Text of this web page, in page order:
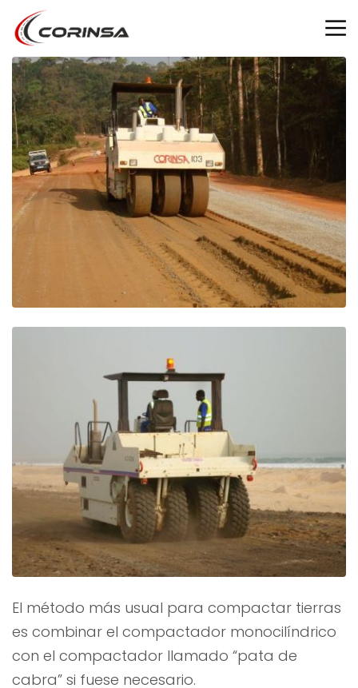
El método más usual para compactar tierras
es combinar el compactador monocilíndrico
con el compactador llamado “pata de
cabra” si fuese necesario.